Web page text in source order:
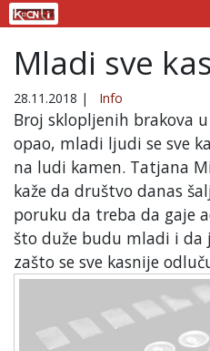
Mladi sve
28.11.2018 | Info
Broj sklopljenih brakova
opao, mladi ljudi se sve
na ludi kamen. Tatjana
kaže da društvo danas
poruku da treba da gaje
što duže budu mladi i da
zašto se sve kasnije